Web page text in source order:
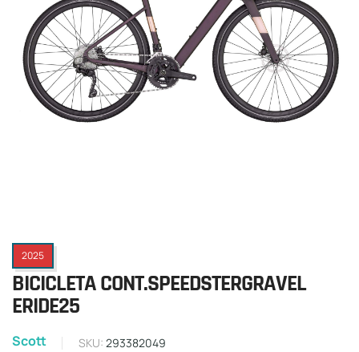
2025
BICICLETA CONT.SPEEDSTERGRAVEL
ERIDE25
Scott SKU: 293382049